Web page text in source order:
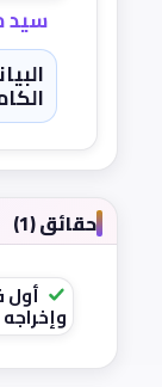
حقائق (1)
أول